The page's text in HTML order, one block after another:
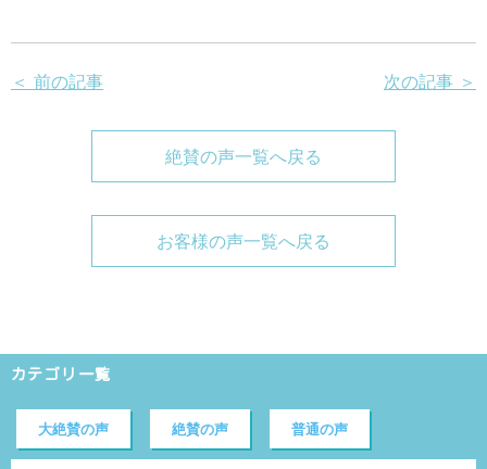
＜ 前の記事 次の記事 ＞
絶賛の声一覧へ戻る
お客様の声一覧へ戻る
カテゴリ一覧
大絶賛の声 絶賛の声 普通の声